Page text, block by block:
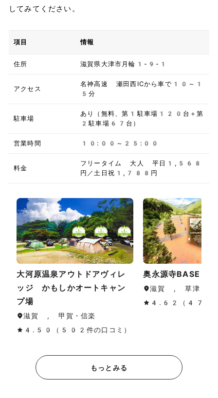
してみてください。
項目 情報
住所 滋賀県大津市月輪1-9-1
アクセス
名神高速 瀬田西ICから車で10～1
5分
駐車場
あり（無料、第1駐車場120台＋第
2駐車場67台）
営業時間 10:00～25:00
料金
フリータイム 大人 平日1,568
円／土日祝1,788円
大河原温泉アウトドアヴィレ
ッジ かもしかオートキャン
プ場
滋賀 , 甲賀・信楽
4.50（502件の口コミ）
奥永源寺BASE
滋賀 , 草津・守
4.62（47件の
もっとみる